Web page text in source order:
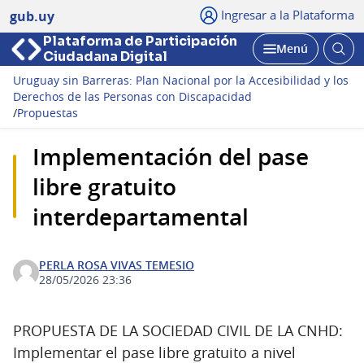
gub.uy Ingresar a la Plataforma
Plataforma de Participación
Ciudadana Digital
Abrir
Menú
Uruguay sin Barreras: Plan Nacional por la Accesibilidad y los
Derechos de las Personas con Discapacidad
/Propuestas
Implementación del pase
libre gratuito
interdepartamental
PERLA ROSA VIVAS TEMESIO
28/05/2026 23:36
PROPUESTA DE LA SOCIEDAD CIVIL DE LA CNHD:
Implementar el pase libre gratuito a nivel